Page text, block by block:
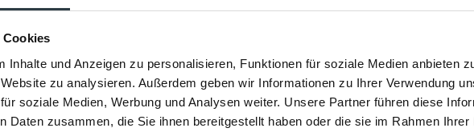
Cookies
Inhalte und Anzeigen zu personalisieren, Funktionen für soziale Medien anbieten
zu analysieren. Außerdem geben wir Informationen zu Ihrer Verwendung
soziale Medien, Werbung und Analysen weiter. Unsere Partner führen diese
Daten zusammen, die Sie ihnen bereitgestellt haben oder die sie im Rahmen Ihrer
Sal Mundi 11
Floorpassion
11, Beige